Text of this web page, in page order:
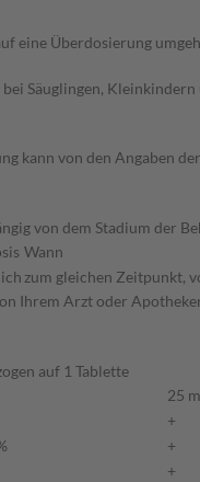
eine Überdosierung
Säuglingen,
kann von den Angaben
von dem Stadium der
Wann
zum gleichen Zeitpunkt,
Ihrem Arzt oder
auf 1 Tablette
25
+
+
+